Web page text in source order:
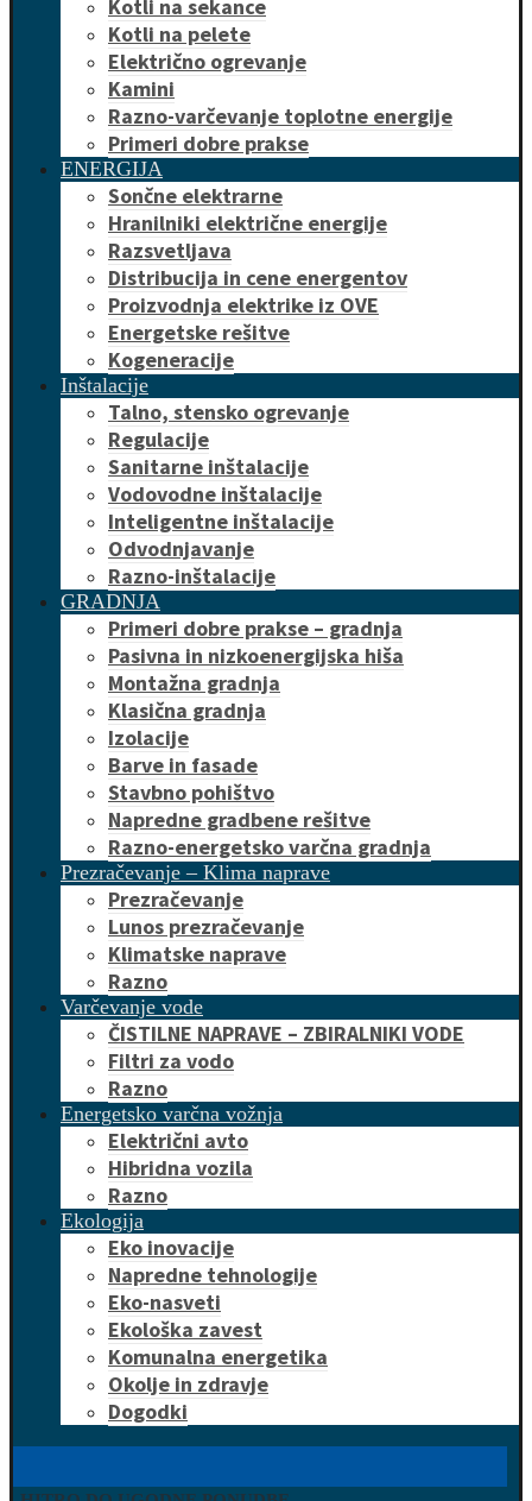
Kotli na sekance
Kotli na pelete
Električno ogrevanje
Kamini
Razno-varčevanje toplotne energije
Primeri dobre prakse
ENERGIJA
Sončne elektrarne
Hranilniki električne energije
Razsvetljava
Distribucija in cene energentov
Proizvodnja elektrike iz OVE
Energetske rešitve
Kogeneracije
Inštalacije
Talno, stensko ogrevanje
Regulacije
Sanitarne inštalacije
Vodovodne inštalacije
Inteligentne inštalacije
Odvodnjavanje
Razno-inštalacije
GRADNJA
Primeri dobre prakse – gradnja
Pasivna in nizkoenergijska hiša
Montažna gradnja
Klasična gradnja
Izolacije
Barve in fasade
Stavbno pohištvo
Napredne gradbene rešitve
Razno-energetsko varčna gradnja
Prezračevanje – Klima naprave
Prezračevanje
Lunos prezračevanje
Klimatske naprave
Razno
Varčevanje vode
ČISTILNE NAPRAVE – ZBIRALNIKI VODE
Filtri za vodo
Razno
Energetsko varčna vožnja
Električni avto
Hibridna vozila
Razno
Ekologija
Eko inovacije
Napredne tehnologije
Eko-nasveti
Ekološka zavest
Komunalna energetika
Okolje in zdravje
Dogodki